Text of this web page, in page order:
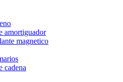
amortiguador
magnetico
cadena